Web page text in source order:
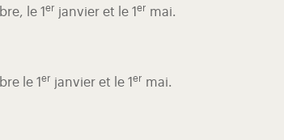
le 1 er janvier et le 1 er mai.
le 1 er janvier et le 1 er mai.